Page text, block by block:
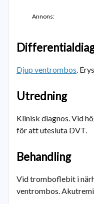
Annons:
Djup ventrombos.
Utredning
Klinisk diagnos. Vid
för att utesluta DVT.
Behandling
Vid tromboflebit i
ventrombos.